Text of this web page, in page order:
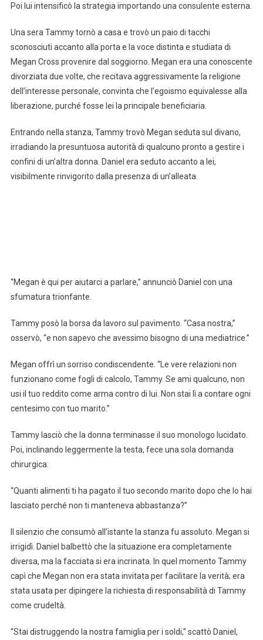
Poi lui intensificò la strategia importando una consulente esterna.
Una sera Tammy tornò a casa e trovò un paio di tacchi
sconosciuti accanto alla porta e la voce distinta e studiata di
Megan Cross provenire dal soggiorno. Megan era una conoscente
divorziata due volte, che recitava aggressivamente la religione
dell’interesse personale, convinta che l’egoismo equivalesse alla
liberazione, purché fosse lei la principale beneficiaria.
Entrando nella stanza, Tammy trovò Megan seduta sul divano,
irradiando la presuntuosa autorità di qualcuno pronto a gestire i
confini di un’altra donna. Daniel era seduto accanto a lei,
visibilmente rinvigorito dalla presenza di un’alleata.
“Megan è qui per aiutarci a parlare,” annunciò Daniel con una
sfumatura trionfante.
Tammy posò la borsa da lavoro sul pavimento. “Casa nostra,”
osservò, “e non sapevo che avessimo bisogno di una mediatrice.”
Megan offrì un sorriso condiscendente. “Le vere relazioni non
funzionano come fogli di calcolo, Tammy. Se ami qualcuno, non
usi il tuo reddito come arma contro di lui. Non stai lì a contare ogni
centesimo con tuo marito.”
Tammy lasciò che la donna terminasse il suo monologo lucidato.
Poi, inclinando leggermente la testa, fece una sola domanda
chirurgica:
“Quanti alimenti ti ha pagato il tuo secondo marito dopo che lo hai
lasciato perché non ti manteneva abbastanza?”
Il silenzio che consumò all’istante la stanza fu assoluto. Megan si
irrigidì. Daniel balbettò che la situazione era completamente
diversa, ma la facciata si era incrinata. In quel momento Tammy
capì che Megan non era stata invitata per facilitare la verità; era
stata usata per dipingere la richiesta di responsabilità di Tammy
come crudeltà.
“Stai distruggendo la nostra famiglia per i soldi,” scattò Daniel,